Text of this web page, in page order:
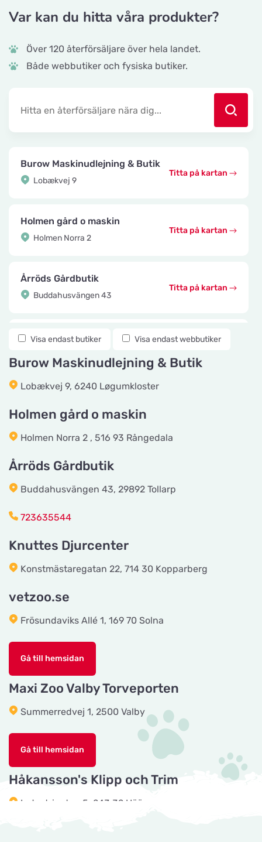
Var kan du hitta våra produkter?
Över 120 återförsäljare över hela landet.
Både webbutiker och fysiska butiker.
Burow Maskinudlejning & Butik
Lobækvej 9
Titta på kartan
Holmen gård o maskin
Holmen Norra 2
Titta på kartan
Årröds Gårdbutik
Buddahusvängen 43
Titta på kartan
Knuttes Djurcenter
Titta på kartan
vetzoo.se
Frösundaviks Allé 1
Summerredvej 1
Tingholmgård dyrefoder
Titta på kartan
CyberZoo AB
Ladugårdsvägen 101 D
Solbjerg Plantagevej 3
Titta på kartan
Josefines sadlar
Hova 1
Titta på kartan
Visa endast butiker Visa endast webbutiker
Burow Maskinudlejning & Butik
Lobækvej 9, 6240 Løgumkloster
Holmen gård o maskin
Holmen Norra 2 , 516 93 Rångedala
Årröds Gårdbutik
Buddahusvängen 43, 29892 Tollarp
723635544
Knuttes Djurcenter
Konstmästaregatan 22, 714 30 Kopparberg
vetzoo.se
Frösundaviks Allé 1, 169 70 Solna
Gå till hemsidan
Maxi Zoo Valby Torveporten
Summerredvej 1, 2500 Valby
Gå till hemsidan
Håkansson's Klipp och Trim
Industrigatan 5, 243 32 Höör